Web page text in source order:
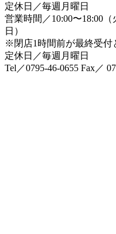
定休日／毎週月曜日
営業時間／10:00〜18:00
日）
※閉店1時間前が最終受付
定休日／毎週月曜日
Tel／0795-46-0655 Fax／